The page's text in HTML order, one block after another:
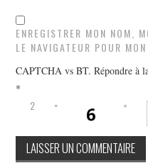
ENREGISTRER MON NOM,
LE NAVIGATEUR POUR
CAPTCHA vs BT. Répondre à
*
2 × =